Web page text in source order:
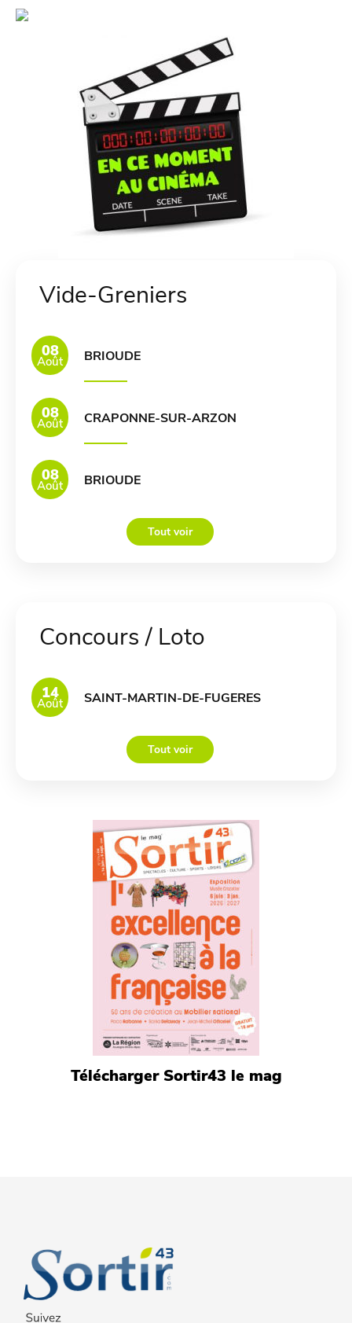
Vide-Greniers
08
Août BRIOUDE
08
Août CRAPONNE-SUR-ARZON
08
Août BRIOUDE
Tout voir
Concours / Loto
14
Août SAINT-MARTIN-DE-FUGERES
Tout voir
Télécharger Sortir43 le mag